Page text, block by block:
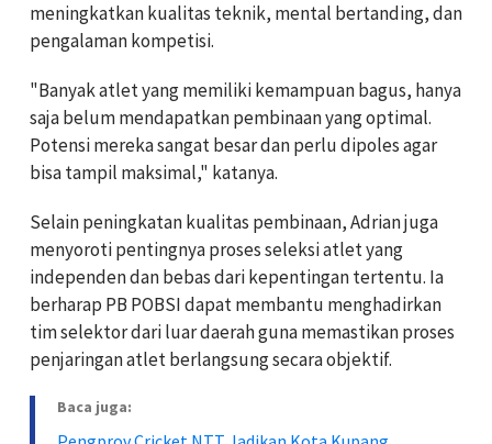
meningkatkan kualitas teknik, mental bertanding, dan
pengalaman kompetisi.
"Banyak atlet yang memiliki kemampuan bagus, hanya
saja belum mendapatkan pembinaan yang optimal.
Potensi mereka sangat besar dan perlu dipoles agar
bisa tampil maksimal," katanya.
Selain peningkatan kualitas pembinaan, Adrian juga
menyoroti pentingnya proses seleksi atlet yang
independen dan bebas dari kepentingan tertentu. Ia
berharap PB POBSI dapat membantu menghadirkan
tim selektor dari luar daerah guna memastikan proses
penjaringan atlet berlangsung secara objektif.
Baca juga: